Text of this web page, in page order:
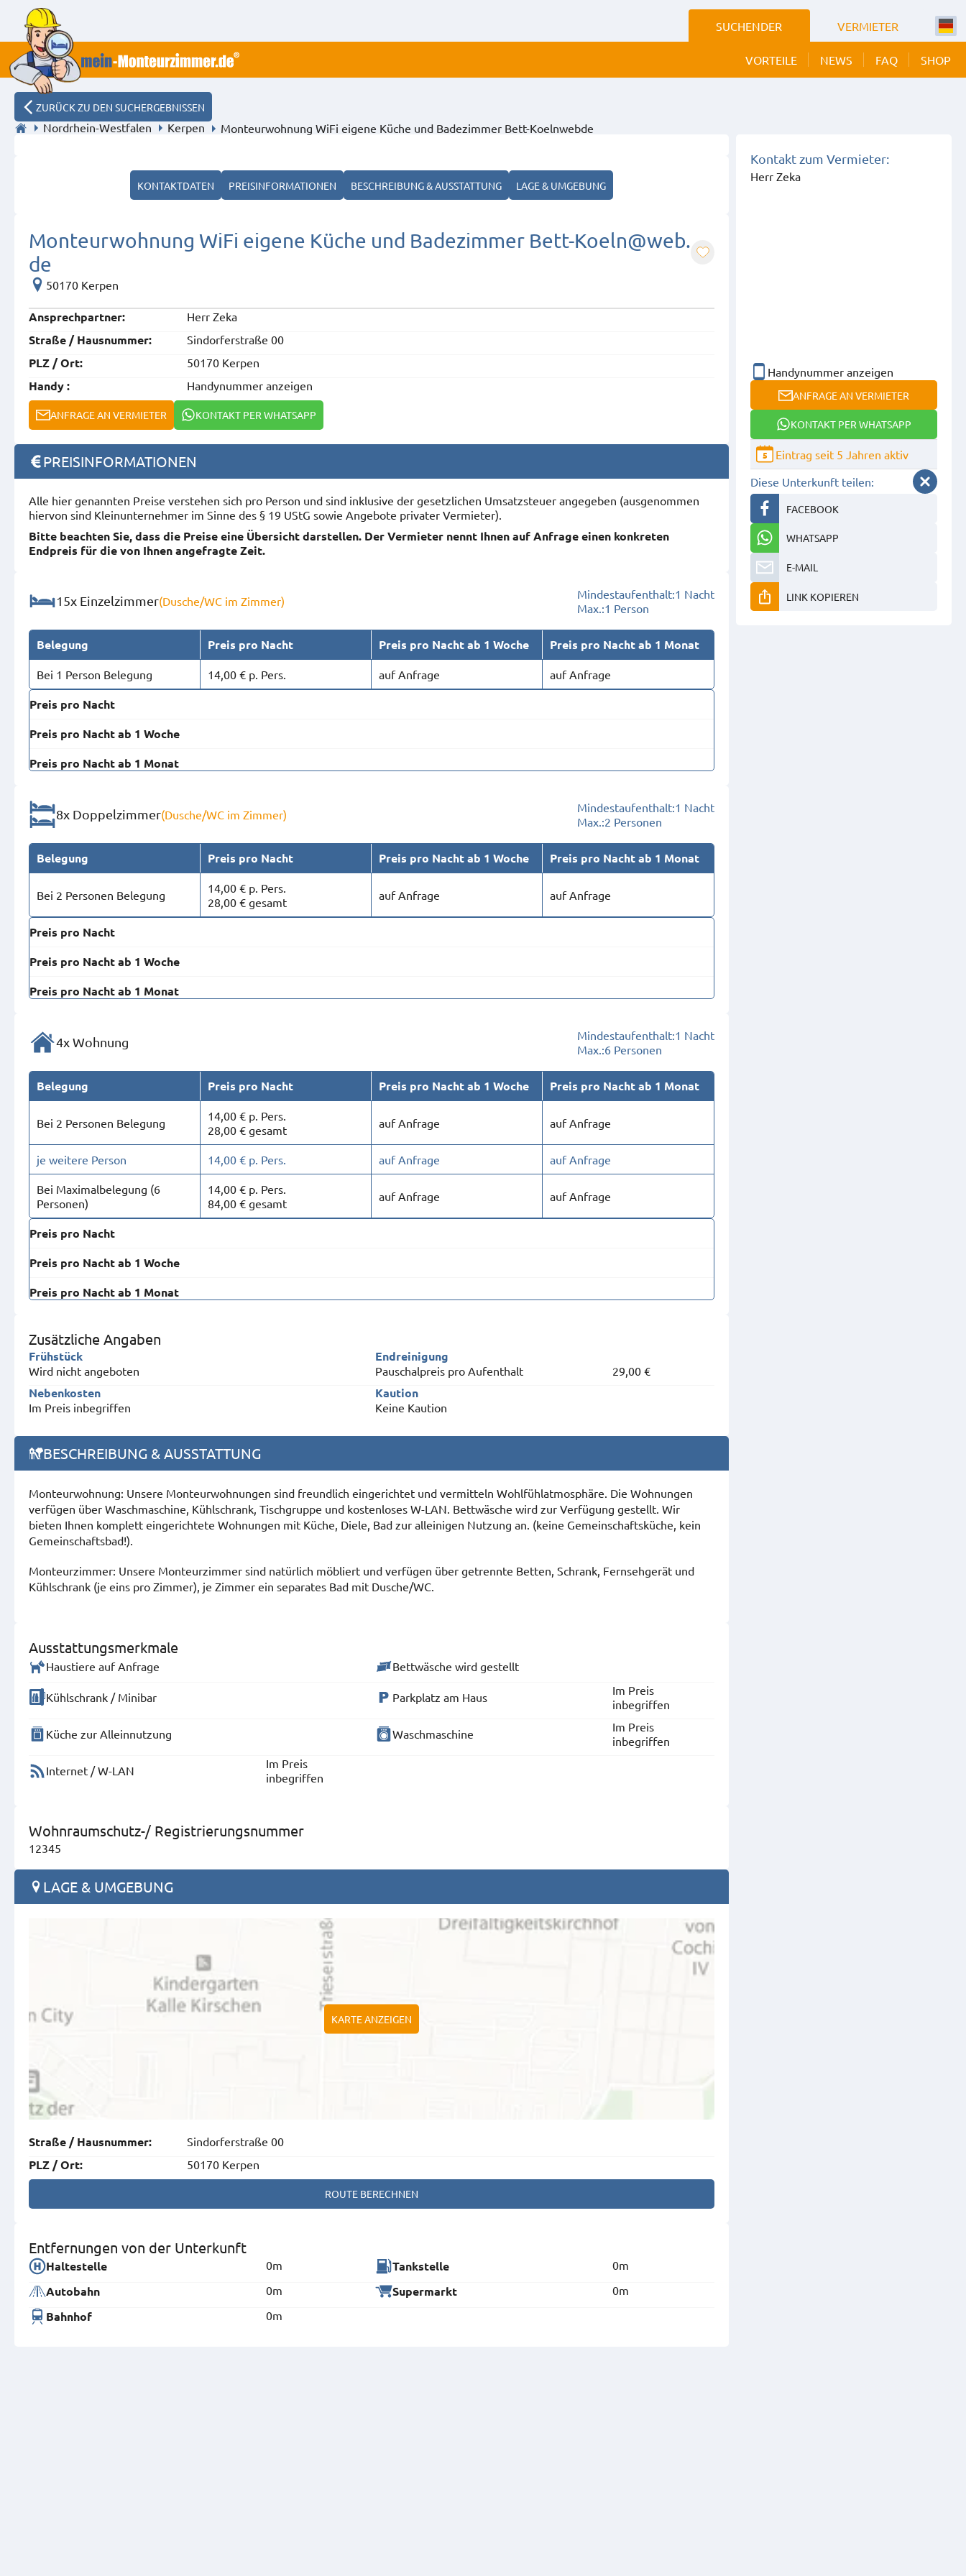
SUCHENDER VERMIETER
VORTEILE NEWS FAQ SHOP
ZURÜCK ZU DEN SUCHERGEBNISSEN
Nordrhein-Westfalen Kerpen Monteurwohnung WiFi eigene Küche und Badezimmer Bett-Koelnwebde
KONTAKTDATEN PREISINFORMATIONEN BESCHREIBUNG & AUSSTATTUNG LAGE & UMGEBUNG
Monteurwohnung WiFi eigene Küche und Badezimmer Bett-Koeln@web.
de
50170 Kerpen
Ansprech­partner: Herr Zeka
Straße / Hausnummer: Sindorferstraße 00
PLZ / Ort: 50170 Kerpen
Handy : Handynummer anzeigen
ANFRAGE AN VERMIETER KONTAKT PER WHATSAPP
PREISINFORMATIONEN
Alle hier genannten Preise verstehen sich pro Person und sind inklusive der gesetzlichen Umsatzsteuer angegeben (ausgenommen
hiervon sind Kleinunternehmer im Sinne des § 19 UStG sowie Angebote privater Vermieter).
Bitte beachten Sie, dass die Preise eine Übersicht darstellen. Der Vermieter nennt Ihnen auf Anfrage einen konkreten
Endpreis für die von Ihnen angefragte Zeit.
15x Einzelzimmer(Dusche/WC im Zimmer) Mindestaufenthalt:1 Nacht
Max.:1 Person
Belegung Preis pro Nacht Preis pro Nacht ab 1 Woche Preis pro Nacht ab 1 Monat
Bei 1 Person Belegung 14,00 € p. Pers. auf Anfrage auf Anfrage
Preis pro Nacht
Preis pro Nacht ab 1 Woche
Preis pro Nacht ab 1 Monat
8x Doppelzimmer(Dusche/WC im Zimmer) Mindestaufenthalt:1 Nacht
Max.:2 Personen
Belegung Preis pro Nacht Preis pro Nacht ab 1 Woche Preis pro Nacht ab 1 Monat
Bei 2 Personen Belegung
14,00 € p. Pers.
28,00 € gesamt
auf Anfrage auf Anfrage
Preis pro Nacht
Preis pro Nacht ab 1 Woche
Preis pro Nacht ab 1 Monat
4x Wohnung Mindestaufenthalt:1 Nacht
Max.:6 Personen
Belegung Preis pro Nacht Preis pro Nacht ab 1 Woche Preis pro Nacht ab 1 Monat
Bei 2 Personen Belegung
14,00 € p. Pers.
28,00 € gesamt
auf Anfrage auf Anfrage
je weitere Person 14,00 € p. Pers. auf Anfrage auf Anfrage
Bei Maximal­belegung (6
Personen)
14,00 € p. Pers.
84,00 € gesamt
auf Anfrage auf Anfrage
Preis pro Nacht
Preis pro Nacht ab 1 Woche
Preis pro Nacht ab 1 Monat
Zusätzliche Angaben
Frühstück
Wird nicht angeboten
Endreinigung
Pauschalpreis pro Aufenthalt 29,00 €
Nebenkosten
Im Preis inbegriffen
Kaution
Keine Kaution
BESCHREIBUNG & AUSSTATTUNG
Monteurwohnung: Unsere Monteurwohnungen sind freundlich eingerichtet und vermitteln Wohlfühlatmosphäre. Die Wohnungen
verfügen über Waschmaschine, Kühlschrank, Tischgruppe und kostenloses W-LAN. Bettwäsche wird zur Verfügung gestellt. Wir
bieten Ihnen komplett eingerichtete Wohnungen mit Küche, Diele, Bad zur alleinigen Nutzung an. (keine Gemeinschaftsküche, kein
Gemeinschaftsbad!).
Monteurzimmer: Unsere Monteurzimmer sind natürlich möbliert und verfügen über getrennte Betten, Schrank, Fernsehgerät und
Kühlschrank (je eins pro Zimmer), je Zimmer ein separates Bad mit Dusche/WC.
Ausstattungsmerkmale
Haustiere auf Anfrage Bettwäsche wird gestellt
Kühlschrank / Minibar Parkplatz am Haus
Im Preis
inbegriffen
Küche zur Alleinnutzung Waschmaschine
Im Preis
inbegriffen
Internet / W-LAN
Im Preis
inbegriffen
Wohnraumschutz-/ Registrierungsnummer
12345
LAGE & UMGEBUNG
KARTE ANZEIGEN
Straße / Hausnummer: Sindorferstraße 00
PLZ /Ort: 50170 Kerpen
ROUTE BERECHNEN
Entfernungen von der Unterkunft
Haltestelle 0m Tankstelle 0m
Autobahn 0m Supermarkt 0m
Bahnhof 0m
Kontakt zum Vermieter:
Herr Zeka
Handynummer anzeigen
ANFRAGE AN VERMIETER
KONTAKT PER WHATSAPP
5
Eintrag seit 5 Jahren aktiv
Diese Unterkunft teilen:
FACEBOOK
WHATSAPP
E-MAIL
LINK KOPIEREN